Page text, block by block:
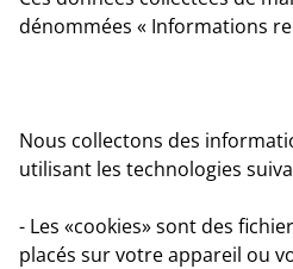
dénommées « Informations
Nous collectons des
utilisant les technologies
- Les «cookies» sont des
placés sur votre appareil ou